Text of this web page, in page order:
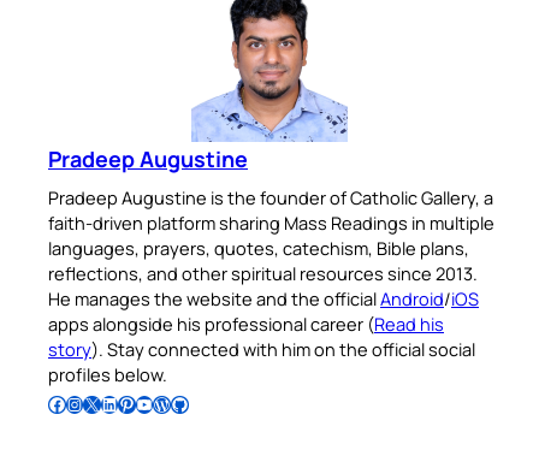
Pradeep Augustine
Pradeep Augustine is the founder of Catholic Gallery, a
faith-driven platform sharing Mass Readings in multiple
languages, prayers, quotes, catechism, Bible plans,
reflections, and other spiritual resources since 2013.
He manages the website and the officialAndroid/iOS
apps alongside his professional career (Read his
story). Stay connected with him on the official social
profiles below.
Follow Pradeep on Facebook Follow Pradeep on InstagramFollow Pradeep on X Follow Pradeep on LinkedIn Follow Pradeep on Pinterest Subscribe to Pradeep’s Youtube Channel Follow Pradeep on WordPress Follow Pradeep on GitHub